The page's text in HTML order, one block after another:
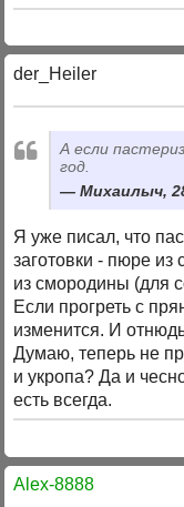
der_Heiler
А если
год.
Михаилыч,
Я уже писал, что
заготовки - пюре
из смородины (для
Если прогреть с
изменится. И
Думаю, теперь не
и укропа? Да и
есть всегда.
Alex-8888